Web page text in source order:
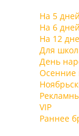
удобствами
и полноценному
Для
по
корпусе –
На 5
На 6
На 12
Для
День
Осенние
VIP
Раннее